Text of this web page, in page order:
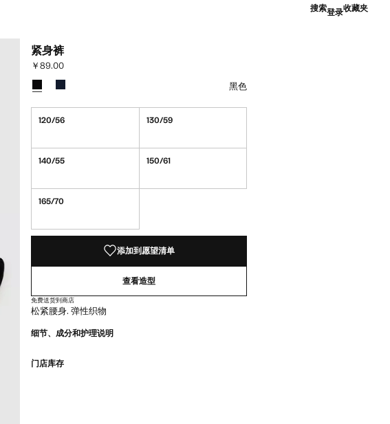
搜索登录收藏夹
紧身裤
当前价格 [￥89.00 ]
￥89.00
选择颜色
已选择颜色黑色
颜色 深海军蓝
黑色
120/56 130/59
140/55 150/61
165/70
添加到愿望清单
查看造型
免费送货到商店
松紧腰身. 弹性织物
细节、成分和护理说明
门店库存